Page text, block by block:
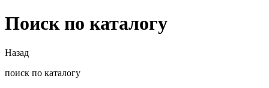
Поиск по каталогу
Назад
поиск по каталогу